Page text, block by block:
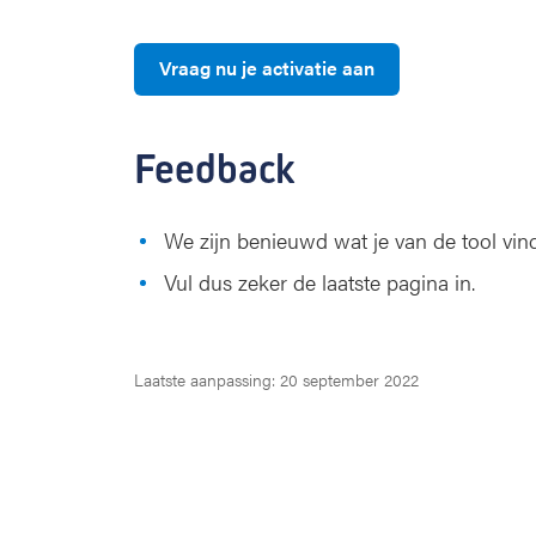
Vraag nu je activatie aan
Feedback
We zijn benieuwd wat je van de tool
Vul dus zeker de laatste pagina in.
Laatste aanpassing: 20 september 2022